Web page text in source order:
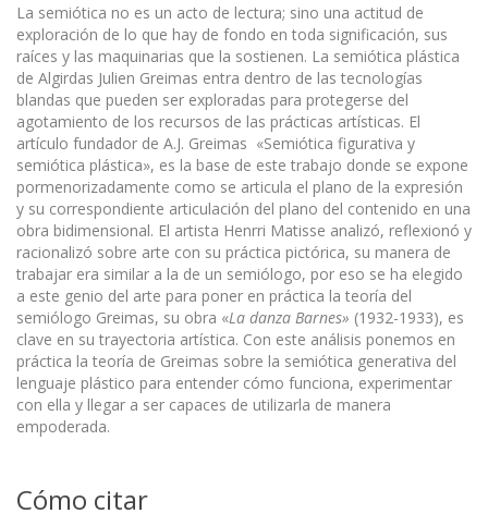
La semiótica no es un acto de lectura; sino una actitud de
exploración de lo que hay de fondo en toda significación, sus
raíces y las maquinarias que la sostienen. La semiótica plástica
de Algirdas Julien Greimas entra dentro de las tecnologías
blandas que pueden ser exploradas para protegerse del
agotamiento de los recursos de las prácticas artísticas. El
artículo fundador de A.J. Greimas «Semiótica figurativa y
semiótica plástica», es la base de este trabajo donde se expone
pormenorizadamente como se articula el plano de la expresión
y su correspondiente articulación del plano del contenido en una
obra bidimensional. El artista Henrri Matisse analizó, reflexionó y
racionalizó sobre arte con su práctica pictórica, su manera de
trabajar era similar a la de un semiólogo, por eso se ha elegido
a este genio del arte para poner en práctica la teoría del
semiólogo Greimas, su obra «La danza Barnes» (1932-1933), es
clave en su trayectoria artística. Con este análisis ponemos en
práctica la teoría de Greimas sobre la semiótica generativa del
lenguaje plástico para entender cómo funciona, experimentar
con ella y llegar a ser capaces de utilizarla de manera
empoderada.
Cómo citar